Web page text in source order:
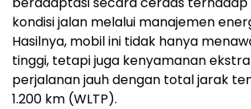
kondisi jalan melalui manajemen
Hasilnya, mobil ini tidak hanya
tinggi, tetapi juga kenyamanan
perjalanan jauh dengan total jarak
1.200 km (WLTP).